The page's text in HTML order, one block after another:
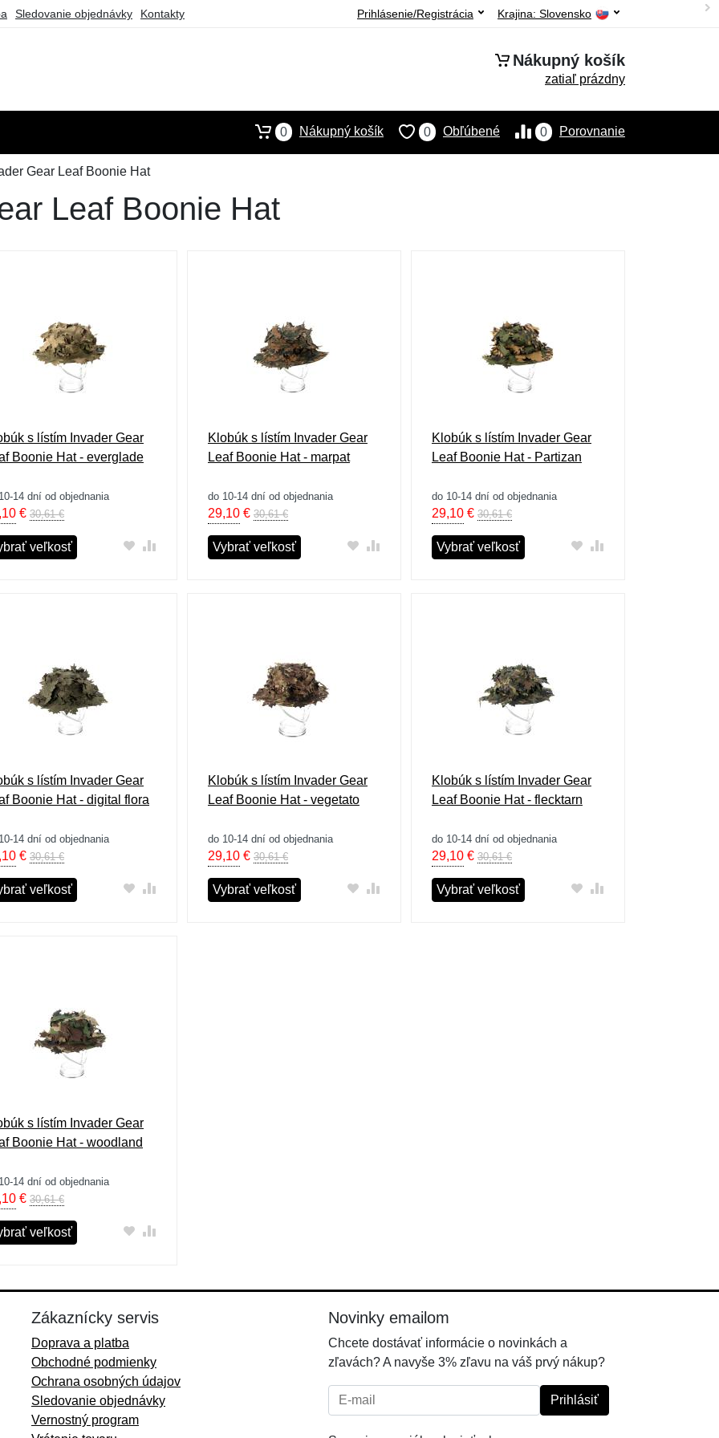
Sledovanie objednávky Kontakty Krajina: Slovensko
Prihlásenie/Registrácia
Nákupný košík
zatiaľ prázdny
0 Porovnanie
0 Obľúbené
0 Nákupný košík
Gear Leaf Boonie Hat
Leaf Boonie Hat
s lístím Invader Gear
Boonie Hat - everglade
14 dní od objednania
€ 30,61 €
veľkosť
Klobúk s lístím Invader Gear
Leaf Boonie Hat - marpat
do 10-14 dní od objednania
29,10€ 30,61 €
Vybrať veľkosť
Klobúk s lístím Invader Gear
Leaf Boonie Hat - Partizan
do 10-14 dní od objednania
29,10€ 30,61 €
Vybrať veľkosť
s lístím Invader Gear
Boonie Hat - digital flora
14 dní od objednania
€ 30,61 €
veľkosť
Klobúk s lístím Invader Gear
Leaf Boonie Hat - vegetato
do 10-14 dní od objednania
29,10€ 30,61 €
Vybrať veľkosť
Klobúk s lístím Invader Gear
Leaf Boonie Hat - flecktarn
do 10-14 dní od objednania
29,10€ 30,61 €
Vybrať veľkosť
s lístím Invader Gear
Boonie Hat - woodland
14 dní od objednania
€ 30,61 €
veľkosť
Zákaznícky servis
Doprava a platba
Obchodné podmienky
Ochrana osobných údajov
Sledovanie objednávky
Vernostný program
Novinky emailom
Chcete dostávať informácie o novinkách a
zľavách? A navyše 3% zľavu na váš prvý nákup?
E-mail: Prihlásiť